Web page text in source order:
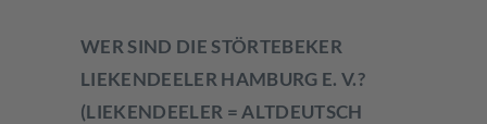
WER SIND DIE STÖRTEBEKER
LIEKENDEELER HAMBURG E. V.?
(LIEKENDEELER = ALTDEUTSCH